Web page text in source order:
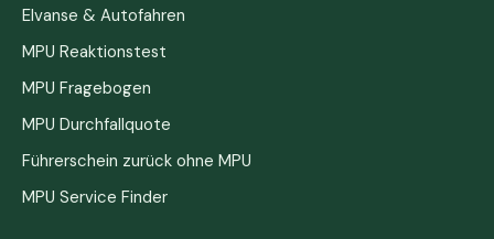
Elvanse & Autofahren
MPU Reaktionstest
MPU Fragebogen
MPU Durchfallquote
Führerschein zurück ohne MPU
MPU Service Finder